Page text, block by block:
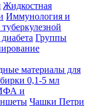
Жидкостная
Иммунология и
Группы
материалы для
0,1-5 мл
и
Чашки Петри